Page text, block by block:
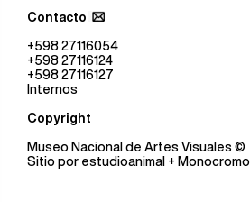
Contacto
+598 27116054
+598 27116124
+598 27116127
Internos
Copyright
Museo Nacional de Artes Visuales ©
Sitio por estudioanimal + Monocromo